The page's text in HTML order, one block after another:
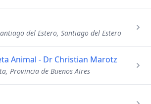
del Estero, Santiago del Estero
Animal - Dr Christian Marotz
Provincia de Buenos Aires